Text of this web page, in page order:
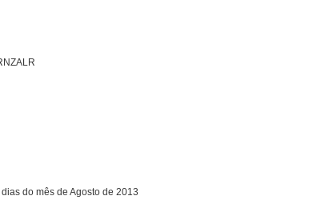
do mês de Agosto de 2013